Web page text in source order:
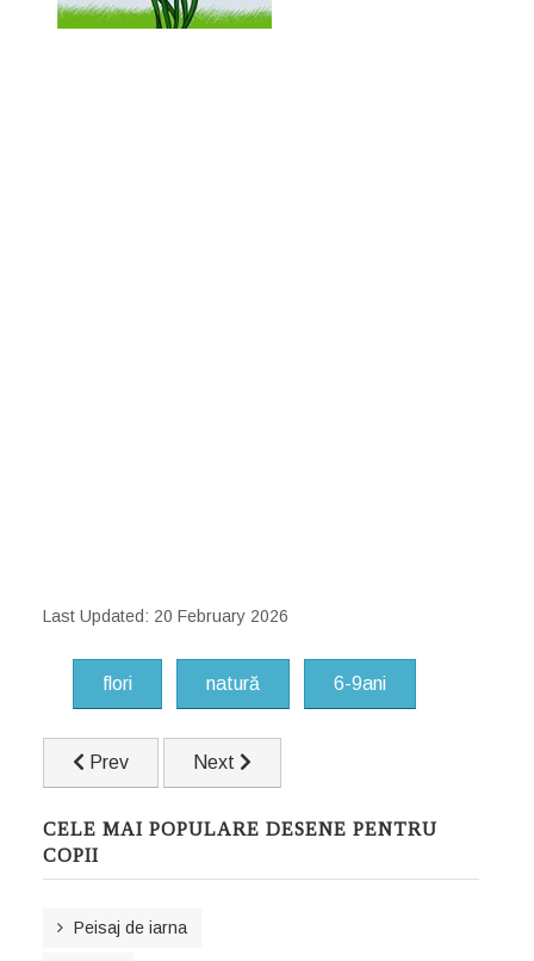
Last Updated: 20 February 2026
flori natură 6-9ani
Previous article: Umbrela
Prev Next article: Trandafir
Next
CELE MAI POPULARE DESENE PENTRU
COPII
Peisaj de iarna